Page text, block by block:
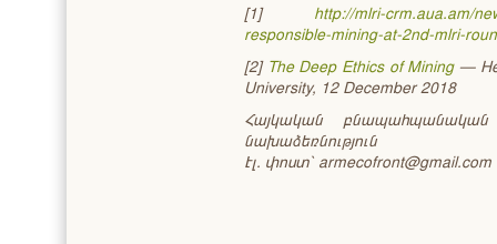
[1] http://mlri-crm.aua.am/
responsible-mining-at-2nd-mlri-
[2] The Deep Ethics of Mining—
University, 12 December 2018
Հայկական
նախաձեռնություն
Էլ. փոստ` armecofront@gmail.com